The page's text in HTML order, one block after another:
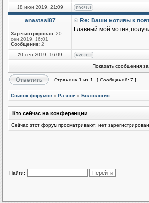
18 июн 2019, 21:09
anastssi87
Зарегистрирован: 20
сен 2019, 16:01
Сообщения: 2
Re: Ваши мотивы к
Главный мой мотив,
20 сен 2019, 16:09
Показать сообщения за:
Страница 1 из 1 [ Сообщений: 7 ]
Список форумов » Разное » Болтология
Кто сейчас на конференции
Сейчас этот форум просматривают: нет
Найти: